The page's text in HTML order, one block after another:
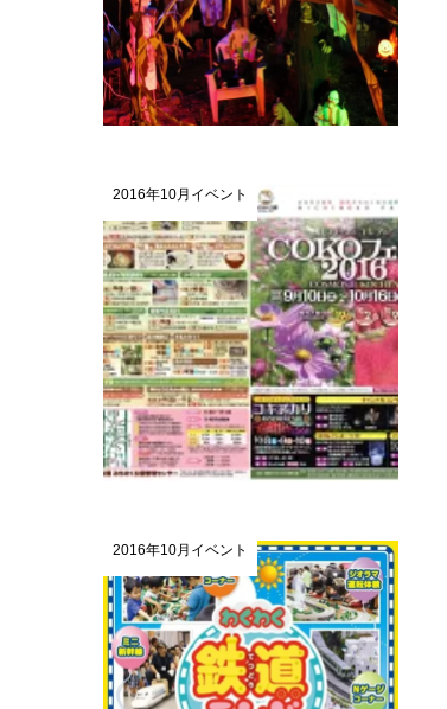
2016年10月イベント
2016年10月イベント